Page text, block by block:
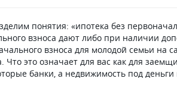
а не только
в рекламе.
объяснили
По
понятия: «ипотека без
взноса дают либо при наличии
взноса для молодой семьи на
Что это означает для вас как для
банки, а недвижимость под